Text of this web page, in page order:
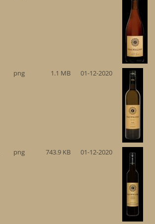
png 1.1 MB 01-12-2020
png 743.9 KB 01-12-2020